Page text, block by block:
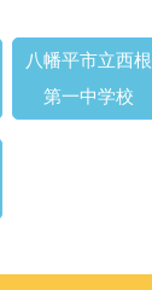
八幡平市立西根
第一中学校